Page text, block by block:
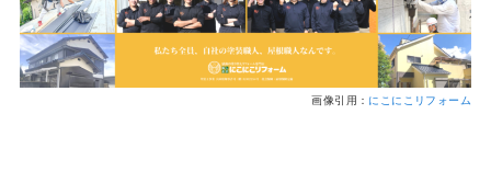
画像引用： にこにこリフォーム